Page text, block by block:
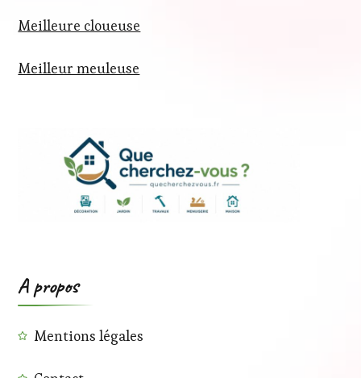
Meilleure cloueuse
Meilleur meuleuse
A propos
Mentions légales